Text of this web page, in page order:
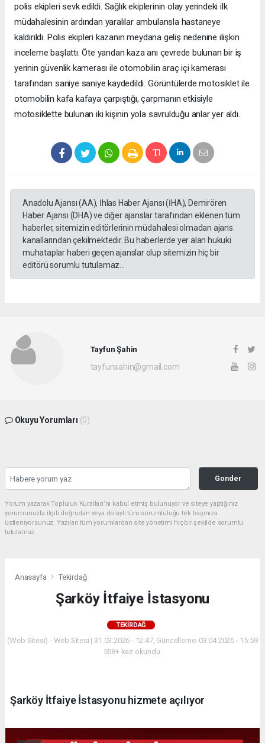
polis ekipleri sevk edildi. Sağlık ekiplerinin olay yerindeki ilk
müdahalesinin ardından yaralılar ambulansla hastaneye
kaldırıldı. Polis ekipleri kazanın meydana geliş nedenine ilişkin
inceleme başlattı. Öte yandan kaza anı çevrede bulunan bir iş
yerinin güvenlik kamerası ile otomobilin araç içi kamerası
tarafından saniye saniye kaydedildi. Görüntülerde motosiklet ile
otomobilin kafa kafaya çarpıştığı, çarpmanın etkisiyle
motosiklette bulunan iki kişinin yola savrulduğu anlar yer aldı.
Anadolu Ajansı (AA), İhlas Haber Ajansı (İHA), Demirören
Haber Ajansı (DHA) ve diğer ajanslar tarafından eklenen tüm
haberler, sitemizin editörlerinin müdahalesi olmadan ajans
kanallarından çekilmektedir. Bu haberlerde yer alan hukuki
muhataplar haberi geçen ajanslar olup sitemizin hiç bir
editörü sorumlu tutulamaz...
Tayfun Şahin
tayfunsahin@gmail.com
Okuyu Yorumları (0)
Gonder
Yorum yazarak Topluluk Kuralları’nı kabul etmiş bulunuyor ve siteye yaptığınız
yorumunuzla ilgili doğrudan veya dolaylı tüm sorumluluğu tek başınıza
üstleniyorsunuz. Yazılan tüm yorumlardan site yönetimi hiçbir şekilde sorumlu
tutulamaz.
Anasayfa Tekirdağ
Şarköy İtfaiye İstasyonu
TEKIRDAĞ
(Web Sitesi) - Web Sitesi | 31.03.2026 - 12:47, Güncelleme: 03.04.2026 - 15:59
558+ kez okundu.
Şarköy İtfaiye İstasyonu hizmete açılıyor